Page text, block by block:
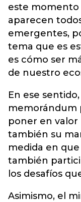
este momento
aparecen
emergentes,
tema que es
es cómo ser
de nuestro
En ese
memorándum
poner en valor
también su
medida en
también
los desafíos
Asimismo, el